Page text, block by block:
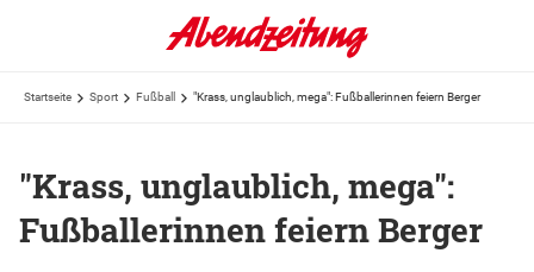
Startseite Sport Fußball "Krass, unglaublich, mega": Fußballerinnen feiern Berger
"Krass, unglaublich, mega":
Fußballerinnen feiern Berger